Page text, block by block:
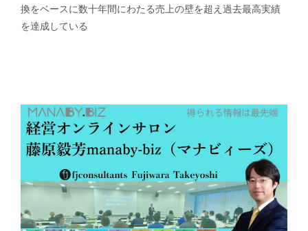
換をベースに数十年間にわたる売上の壁を超え過去最高実績
を達成している